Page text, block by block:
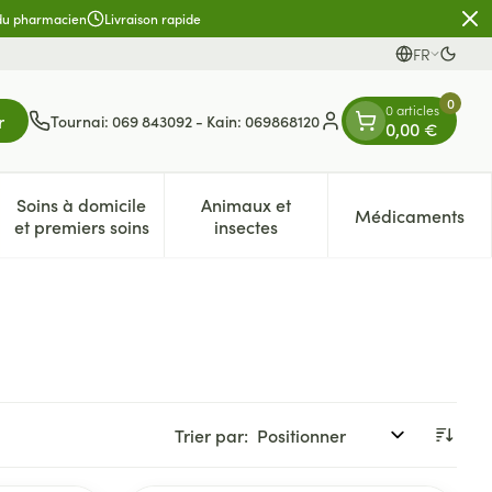
pharmacien Livraison rapide
FR
Langues
Tournai: 069 843092 - Kain: 069868120
Menu client
0 articles
0,00 €
0
enfantsVitalité 50+
menu pour la catégorie Naturopathie
Soins à domicile
et premiers soinsAfficher le sous-menu pour la catégorie Soins à
Animaux et
insectes
Afficher le sous-menu pour la
Médicaments
Afficher
Trier par: